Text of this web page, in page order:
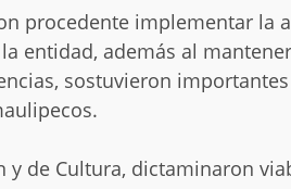
procedente implementar la
entidad, además al
sostuvieron
y de Cultura, dictaminaron